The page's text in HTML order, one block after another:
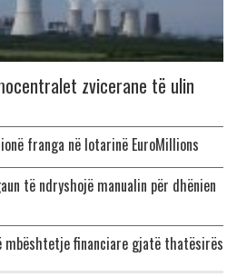
zvicerane të ulin
franga në lotarinë EuroMillions
të ndryshojë manualin për dhënien
mbështetje financiare gjatë thatësirës